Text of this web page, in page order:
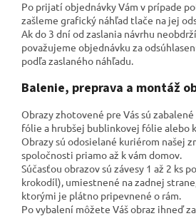
Po prijatí objednávky Vám v prípade
zašleme grafický náhľad tlače na jej
Ak do 3 dní od zaslania návrhu
považujeme objednávku za
podľa zaslaného náhľadu.
Balenie, preprava a montáž
Obrazy zhotovené pre Vás sú
fólie a hrubšej bublinkovej fólie alebo
Obrazy sú odosielané kuriérom našej
spoločnosti priamo až k vám domov.
Súčasťou obrazov sú závesy 1 až 2 ks
krokodíl), umiestnené na zadnej
ktorými je plátno pripevnené o rám.
Po vybalení môžete Váš obraz ihneď